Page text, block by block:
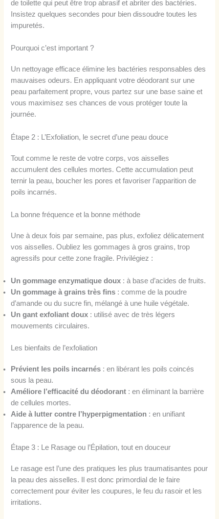
de toilette qui peut être trop abrasif et abriter des bactéries.
Insistez quelques secondes pour bien dissoudre toutes les
impuretés.
Pourquoi c’est important ?
Un nettoyage efficace élimine les bactéries responsables des
mauvaises odeurs. En appliquant votre déodorant sur une
peau parfaitement propre, vous partez sur une base saine et
vous maximisez ses chances de vous protéger toute la
journée.
Étape 2 : L’Exfoliation, le secret d’une peau douce
Tout comme le reste de votre corps, vos aisselles
accumulent des cellules mortes. Cette accumulation peut
ternir la peau, boucher les pores et favoriser l’apparition de
poils incarnés.
La bonne fréquence et la bonne méthode
Une à deux fois par semaine, pas plus, exfoliez délicatement
vos aisselles. Oubliez les gommages à gros grains, trop
agressifs pour cette zone fragile. Privilégiez :
Un gommage enzymatique doux : à base d’acides de fruits.
Un gommage à grains très fins : comme de la poudre
d’amande ou du sucre fin, mélangé à une huile végétale.
Un gant exfoliant doux : utilisé avec de très légers
mouvements circulaires.
Les bienfaits de l’exfoliation
Prévient les poils incarnés : en libérant les poils coincés
sous la peau.
Améliore l’efficacité du déodorant : en éliminant la barrière
de cellules mortes.
Aide à lutter contre l’hyperpigmentation : en unifiant
l’apparence de la peau.
Étape 3 : Le Rasage ou l’Épilation, tout en douceur
Le rasage est l’une des pratiques les plus traumatisantes pour
la peau des aisselles. Il est donc primordial de le faire
correctement pour éviter les coupures, le feu du rasoir et les
irritations.